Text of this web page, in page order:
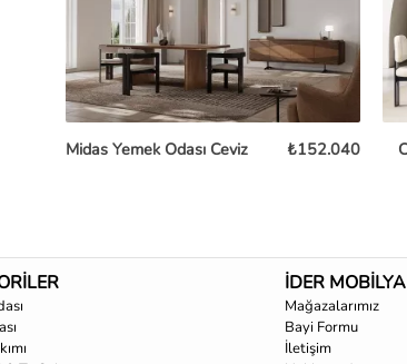
Midas Yemek Odası Ceviz ₺152.040
İDER MOBİLYA
Mağazalarımız
Bayi Formu
İletişim